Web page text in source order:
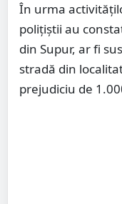
În urma
polițiștii au
din Supur, ar fi
stradă din
prejudiciu de